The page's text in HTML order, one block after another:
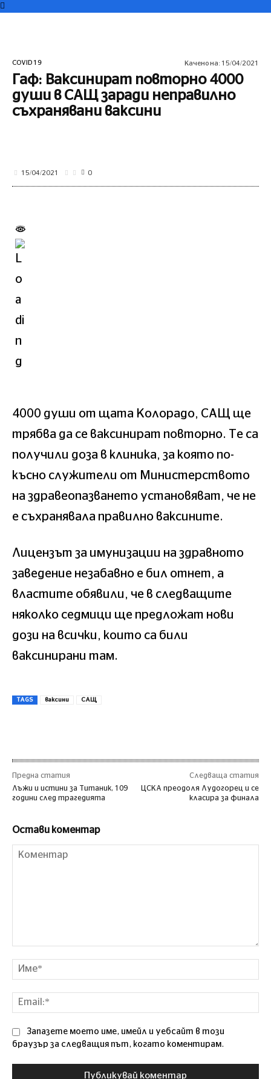
COVID 19 Качено на: 15/04/2021
Гаф: Ваксинират повторно 4000
души в САЩ заради неправилно
съхранявани ваксини
15/04/2021 0
4000 души от щата Колорадо, САЩ ще
трябва да се ваксинират повторно. Те са
получили доза в клиника, за която по-
късно служители от Министерството
на здравеопазването установяват, че не
е съхранявала правилно ваксините.
Лицензът за имунизации на здравното
заведение незабавно е бил отнет, а
властите обявили, че в следващите
няколко седмици ще предложат нови
дози на всички, които са били
ваксинирани там.
TAGS ваксини САЩ
Предна статия
Лъжи и истини за Титаник, 109
години след трагедията
Следваща статия
ЦСКА преодоля Лудогорец и се
класира за финала
Остави коментар
Запазете моето име, имейл и уебсайт в този
браузър за следващия път, когато коментирам.